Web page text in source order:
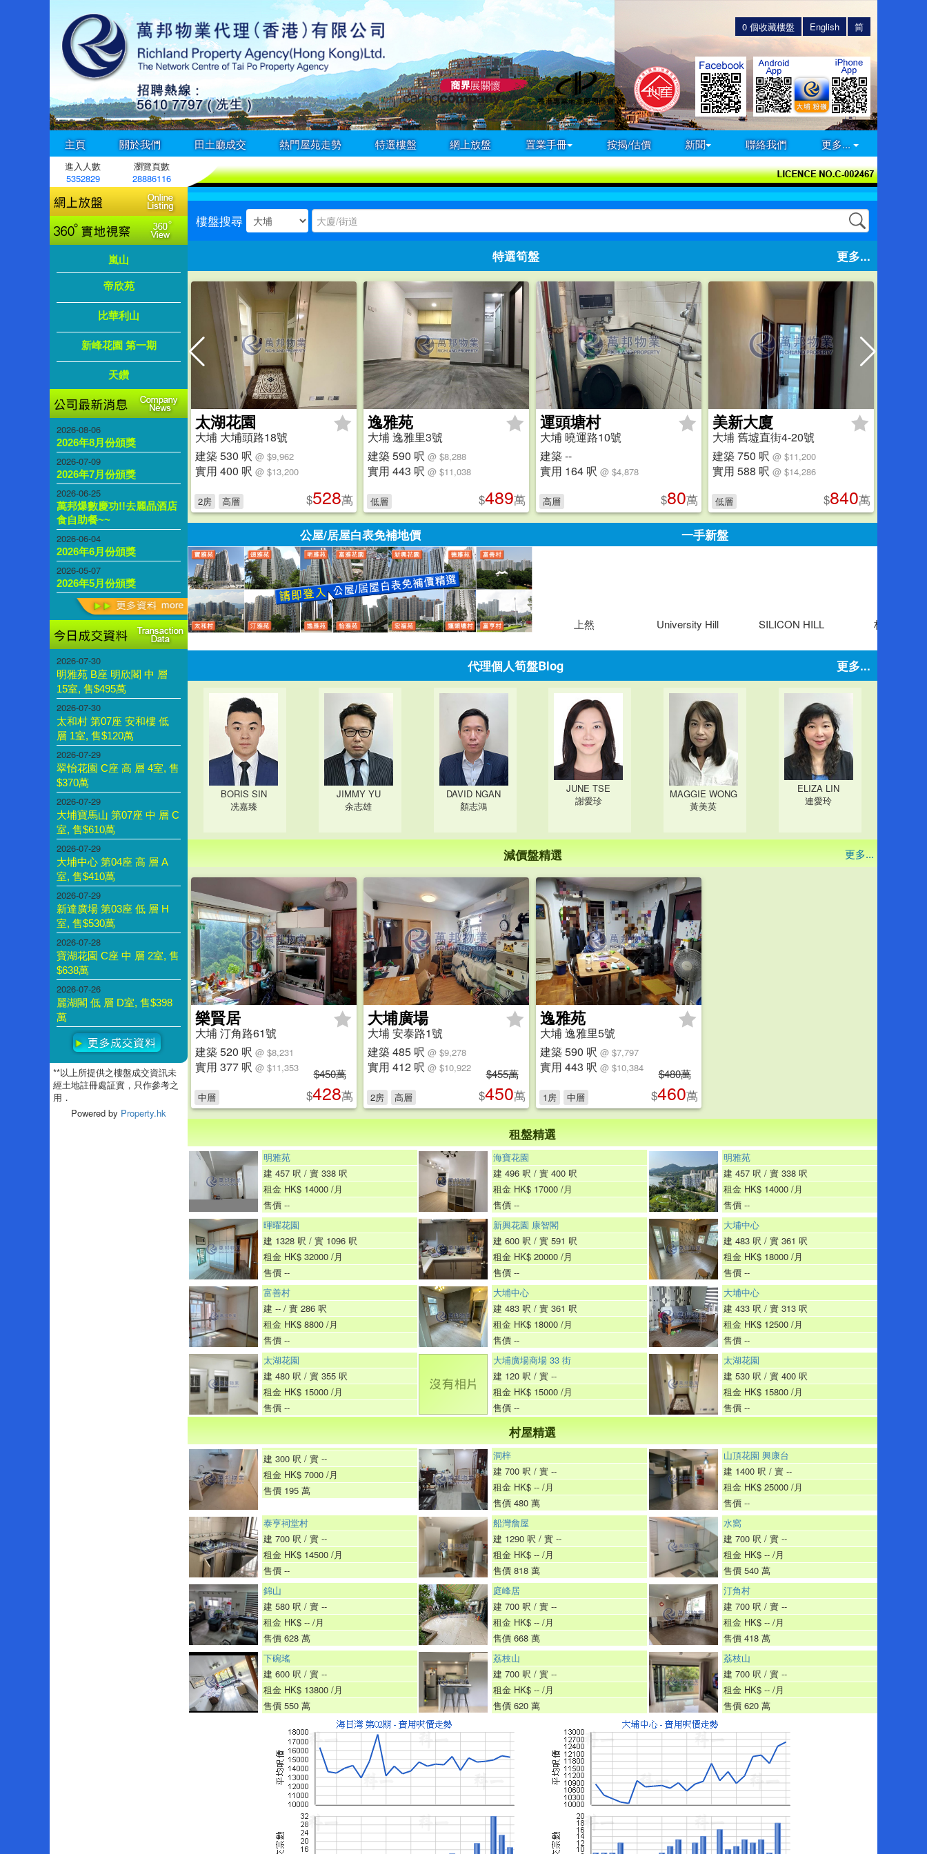
简
English
0 個收藏樓盤
主頁 關於我們 田土廳成交 熱門屋苑走勢 特選樓盤 網上放盤 置業手冊 按揭/估價 新聞 聯絡我們 更多...
進入人數
瀏覽頁數
5352829
28886116
嵐山
帝欣苑
比華利山
新峰花園 第一期
天鑽
2026-08-06
2026年8月份頒獎
2026-07-09
2026年7月份頒獎
2026-06-25
萬邦爆數慶功!!去麗晶酒店
食自助餐~~
2026-06-04
2026年6月份頒獎
2026-05-07
2026年5月份頒獎
2026-07-30
明雅苑 B座 明欣閣 中 層
15室, 售$495萬
2026-07-30
太和村 第07座 安和樓 低
層 1室, 售$120萬
2026-07-29
翠怡花園 C座 高 層 4室, 售
$370萬
2026-07-29
大埔寶馬山 第07座 中 層 C
室, 售$610萬
2026-07-29
大埔中心 第04座 高 層 A
室, 售$410萬
2026-07-29
新達廣場 第03座 低 層 H
室, 售$530萬
2026-07-28
寶湖花園 C座 中 層 2室, 售
$638萬
2026-07-26
麗湖閣 低 層 D室, 售$398
萬
**以上所提供之樓盤成交資訊未
經土地註冊處証實，只作參考之
用．
Powered by Property.hk
樓盤搜尋
特選筍盤 更多...
新屋仔村
大埔 林錦公路林村段
建築 2100 呎@ $7,143
低層 $1,500萬
太湖花園
大埔 大埔頭路18號
建築 530 呎 @ $9,962
實用 400 呎 @ $13,200
2房 高層 $528萬
逸雅苑
大埔 逸雅里3號
建築 590 呎 @ $8,288
實用 443 呎 @ $11,038
低層 $489萬
運頭塘村
大埔 曉運路10號
建築 --
實用 164 呎 @ $4,878
高層 $80萬
美新大廈
大埔 舊墟直街4-20號
建築 750 呎 @ $11,200
實用 588 呎 @ $14,286
低層 $840萬
公屋/居屋白表免補地價 一手新盤
上然 University Hill SILICON HILL 林海山城
代理個人筍盤Blog 更多...
BORIS SIN
冼嘉臻
JIMMY YU
余志雄
DAVID NGAN
顏志鴻
JUNE TSE
謝愛珍
MAGGIE WONG
黃美英
ELIZA LIN
連愛玲
更多...
減價盤精選
樂賢居
大埔 汀角路61號
建築 520 呎 @ $8,231
實用 377 呎 @ $11,353
中層
$450萬
$428萬
大埔廣場
大埔 安泰路1號
建築 485 呎 @ $9,278
實用 412 呎 @ $10,922
2房 高層
$455萬
$450萬
逸雅苑
大埔 逸雅里5號
建築 590 呎 @ $7,797
實用 443 呎 @ $10,384
1房 中層
$480萬
$460萬
租盤精選
明雅苑
建 457 呎 / 實 338 呎
租金 HK$ 14000 /月
售價 --
海寶花園
建 496 呎 / 實 400 呎
租金 HK$ 17000 /月
售價 --
明雅苑
建 457 呎 / 實 338 呎
租金 HK$ 14000 /月
售價 --
暉曜花園
建 1328 呎 / 實 1096 呎
租金 HK$ 32000 /月
售價 --
新興花園 康智閣
建 600 呎 / 實 591 呎
租金 HK$ 20000 /月
售價 --
大埔中心
建 483 呎 / 實 361 呎
租金 HK$ 18000 /月
售價 --
富善村
建 -- / 實 286 呎
租金 HK$ 8800 /月
售價 --
大埔中心
建 483 呎 / 實 361 呎
租金 HK$ 18000 /月
售價 --
大埔中心
建 433 呎 / 實 313 呎
租金 HK$ 12500 /月
售價 --
太湖花園
建 480 呎 / 實 355 呎
租金 HK$ 15000 /月
售價 --
大埔廣場商場 33 街
建 120 呎 / 實 --
租金 HK$ 15000 /月
售價 --
太湖花園
建 530 呎 / 實 400 呎
租金 HK$ 15800 /月
售價 --
村屋精選
建 300 呎 / 實 --
租金 HK$ 7000 /月
售價 195 萬
洞梓
建 700 呎 / 實 --
租金 HK$ -- /月
售價 480 萬
山頂花園 興康台
建 1400 呎 / 實 --
租金 HK$ 25000 /月
售價 --
泰亨祠堂村
建 700 呎 / 實 --
租金 HK$ 14500 /月
售價 --
船灣詹屋
建 1290 呎 / 實 --
租金 HK$ -- /月
售價 818 萬
水窩
建 700 呎 / 實 --
租金 HK$ -- /月
售價 540 萬
錦山
建 580 呎 / 實 --
租金 HK$ -- /月
售價 628 萬
庭峰居
建 700 呎 / 實 --
租金 HK$ -- /月
售價 668 萬
汀角村
建 700 呎 / 實 --
租金 HK$ -- /月
售價 418 萬
下碗瑤
建 600 呎 / 實 --
租金 HK$ 13800 /月
售價 550 萬
荔枝山
建 700 呎 / 實 --
租金 HK$ -- /月
售價 620 萬
荔枝山
建 700 呎 / 實 --
租金 HK$ -- /月
售價 620 萬